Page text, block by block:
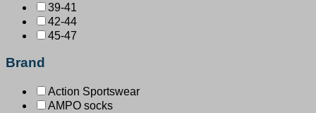
39-41
42-44
45-47
Brand
Action Sportswear
AMPO socks